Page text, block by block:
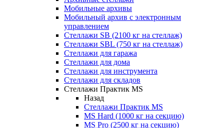
Мобильные архивы
Мобильный архив с электронным
управлением
Стеллажи SB (2100 кг на стеллаж)
Стеллажи SBL (750 кг на стеллаж)
Стеллажи для гаража
Стеллажи для дома
Стеллажи для инструмента
Стеллажи для складов
Стеллажи Практик MS
Назад
Стеллажи Практик MS
MS Hard (1000 кг на секцию)
MS Pro (2500 кг на секцию)